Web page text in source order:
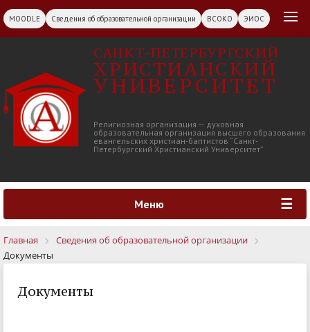
MOODLE Сведения об образовательной организации ВСОКО ЭИОС
САНКТ-ПЕТЕРБУРГСКИЙ
ХРИСТИАНСКИЙ
УНИВЕРСИТЕТ
Религиозная организация — духовная
образовательная организация высшего образования
евангельских христиан-баптистов “Санкт-
Петербургский Христианский Университет”
Меню
Главная
Сведения об образовательной организации
Документы
Документы